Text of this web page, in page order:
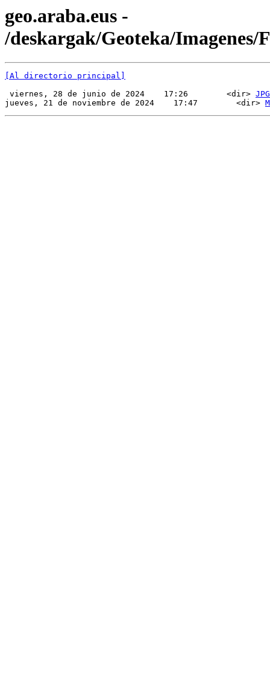
geo.araba.eus -
/deskargak/Geoteka/Imagenes/
[Al directorio principal]
viernes, 28 de junio de 2024    17:26        <dir> JPG
jueves, 21 de noviembre de 2024    17:47        <dir>